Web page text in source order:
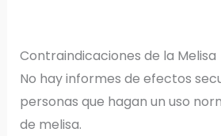
Contraindicaciones de la Melisa
No hay informes de efectos
personas que hagan un uso
de melisa.